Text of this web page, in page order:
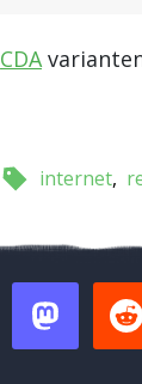
CDA
internet